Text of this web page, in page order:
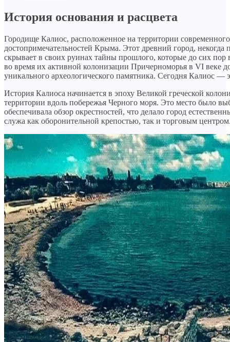
История основания и расцвета
Городище Калиос, расположенное на территории
достопримечательностей Крыма. Этот древний город,
скрывает в своих руинах тайны прошлого, которые до сих
во время их активной колонизации Причерноморья в VI веке
уникального археологического памятника. Сегодня Калиос —
История Калиоса начинается в эпоху Великой греческой
территории вдоль побережья Черного моря. Это место было
обеспечивала обзор окрестностей, что делало город
служа как оборонительной крепостью, так и торговым